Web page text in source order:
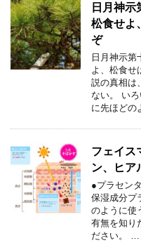
日月神示
松食せよ
ぞ
日月神示第
よ、松食せ
説の真相は
ない。 い
に先ほどの
フェイス
ン、ヒア
●プラセン
保湿成分プ
のように使
有無を知り
ださい。 …